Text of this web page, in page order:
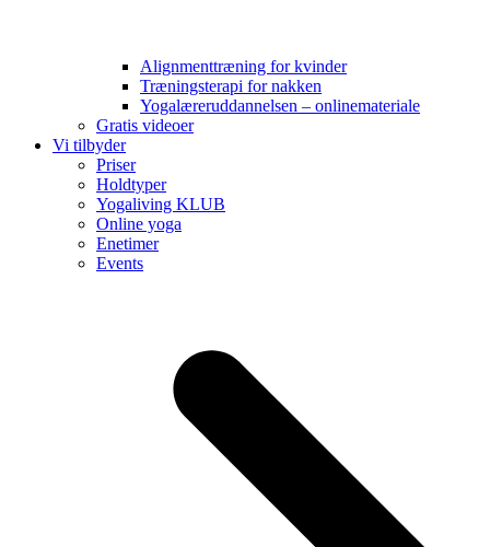
Alignmenttræning for kvinder
Træningsterapi for nakken
Yogalæreruddannelsen – onlinemateriale
Gratis videoer
Vi tilbyder
Priser
Holdtyper
Yogaliving KLUB
Online yoga
Enetimer
Events